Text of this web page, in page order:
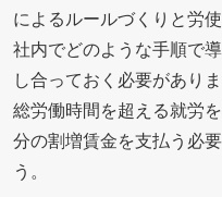
によるルールづくりと労
社内でどのような手順で
し合っておく必要があり
総労働時間を超える就労
分の割増賃金を支払う必
う。